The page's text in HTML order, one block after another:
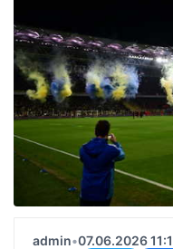
admin•07.06.2026